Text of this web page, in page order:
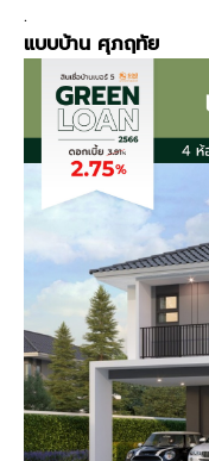
.
แบบบ้าน ศุภฤทัย